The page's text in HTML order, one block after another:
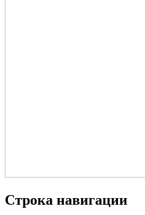
Строка навигации